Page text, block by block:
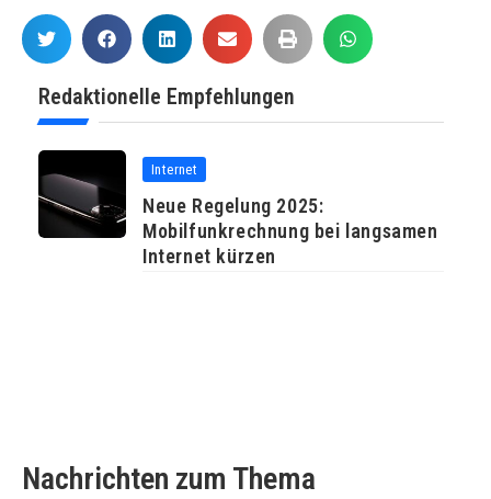
Redaktionelle Empfehlungen
Internet
Neue Regelung 2025:
Mobilfunkrechnung bei langsamen
Internet kürzen
Nachrichten zum Thema